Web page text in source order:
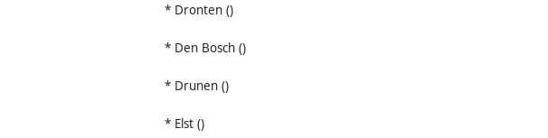
* Dronten ()
* Den Bosch ()
* Drunen ()
* Elst ()